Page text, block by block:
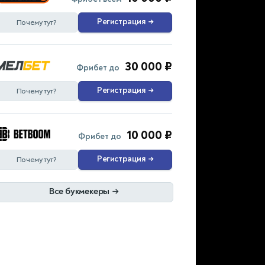
Почему тут? Регистрация →
Фрибет до 30 000 ₽
Почему тут? Регистрация →
Фрибет до 10 000 ₽
Почему тут? Регистрация →
Все букмекеры →